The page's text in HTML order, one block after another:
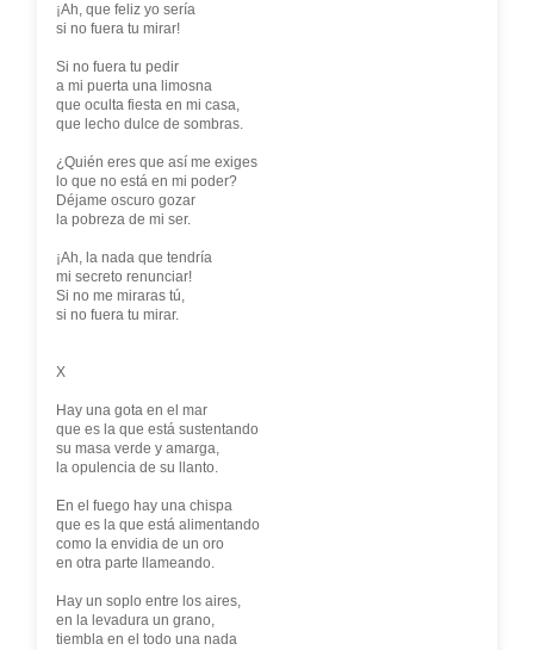
¡Ah, que feliz yo sería
si no fuera tu mirar!
Si no fuera tu pedir
a mi puerta una limosna
que oculta fiesta en mi casa,
que lecho dulce de sombras.
¿Quién eres que así me exiges
lo que no está en mi poder?
Déjame oscuro gozar
la pobreza de mi ser.
¡Ah, la nada que tendría
mi secreto renunciar!
Si no me miraras tú,
si no fuera tu mirar.
X
Hay una gota en el mar
que es la que está sustentando
su masa verde y amarga,
la opulencia de su llanto.
En el fuego hay una chispa
que es la que está alimentando
como la envidia de un oro
en otra parte llameando.
Hay un soplo entre los aires,
en la levadura un grano,
tiembla en el todo una nada